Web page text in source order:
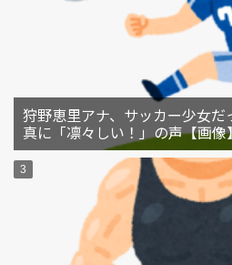
狩野恵里アナ、サッカー少女
真に「凛々しい！」の声【画像